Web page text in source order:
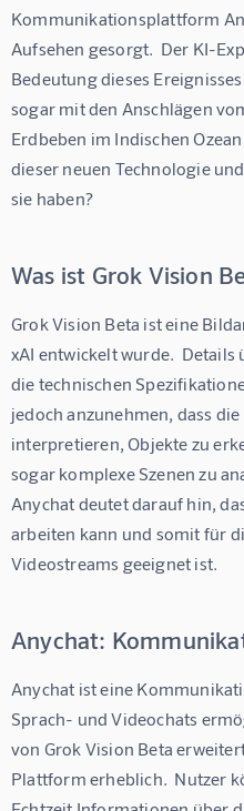
Kommunikationsplattform
Aufsehen gesorgt.  Der KI-
Bedeutung dieses
sogar mit den Anschlägen
Erdbeben im Indischen
dieser neuen Technologie
sie haben?
Was ist Grok Vision
Grok Vision Beta ist eine
xAI entwickelt wurde.  Details
die technischen
jedoch anzunehmen, dass
interpretieren, Objekte zu
sogar komplexe Szenen zu
Anychat deutet darauf hin,
arbeiten kann und somit für
Videostreams geeignet ist.
Anychat:
Anychat ist eine
Sprach- und Videochats
von Grok Vision Beta
Plattform erheblich.  Nutzer